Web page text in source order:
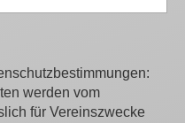
werden vom
für Vereinszwecke